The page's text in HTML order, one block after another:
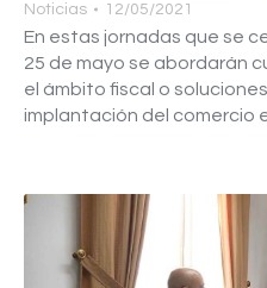
Noticias 12/05/2021
En estas jornadas que se
25 de mayo se abordarán
el ámbito fiscal o
implantación del comercio